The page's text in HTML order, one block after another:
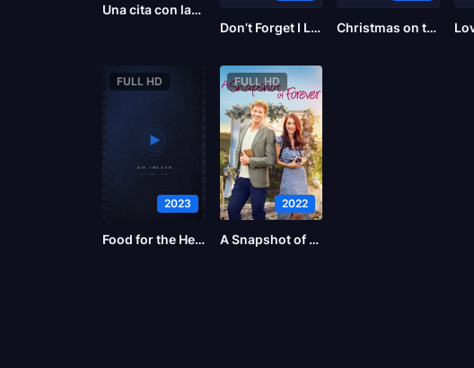
Una cita con las Delaney
Don’t Forget I Love You Christmas on the Menu
FULL HD
2023
Food for the Heart
FULL HD
2022
A Snapshot of Forever